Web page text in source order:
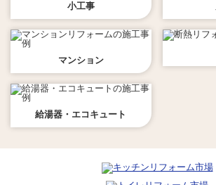
小工事
マンション
給湯器・エコキュート